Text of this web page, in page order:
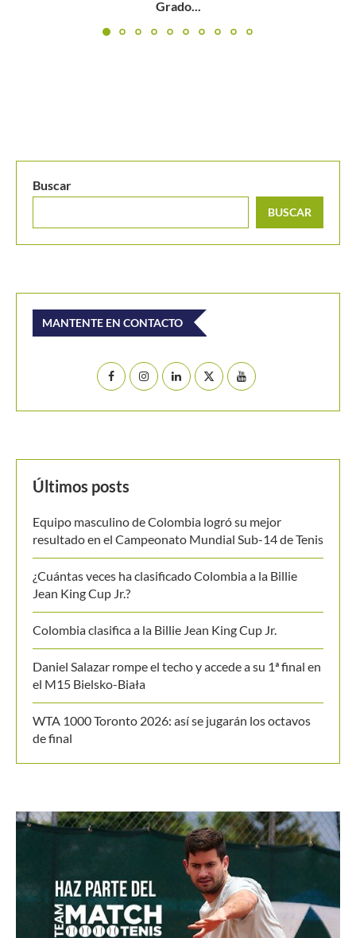
Nacional Juvenil con...
Buscar
BUSCAR
MANTENTE EN CONTACTO
Últimos posts
Equipo masculino de Colombia logró su mejor
resultado en el Campeonato Mundial Sub-14 de Tenis
¿Cuántas veces ha clasificado Colombia a la Billie
Jean King Cup Jr.?
Colombia clasifica a la Billie Jean King Cup Jr.
Daniel Salazar rompe el techo y accede a su 1ª final en
el M15 Bielsko-Biała
WTA 1000 Toronto 2026: así se jugarán los octavos
de final